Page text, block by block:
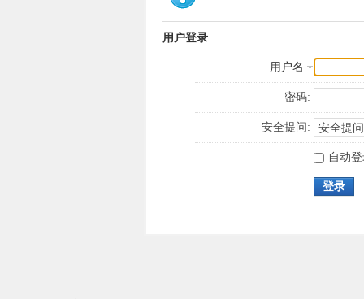
用户登录
用户名
密码:
安全提问:
自动
登录